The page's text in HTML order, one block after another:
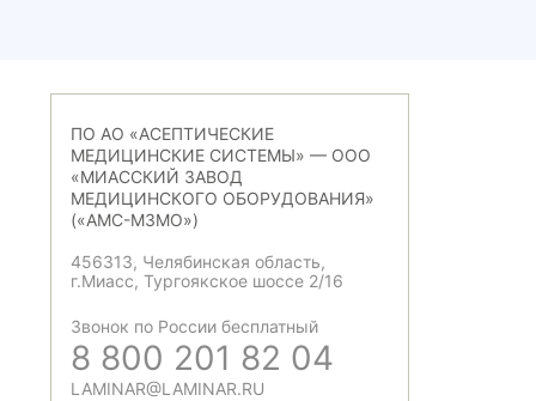
ПО АО «АСЕПТИЧЕСКИЕ
МЕДИЦИНСКИЕ СИСТЕМЫ» — ООО
«МИАССКИЙ ЗАВОД
МЕДИЦИНСКОГО ОБОРУДОВАНИЯ»
(«АМС-МЗМО»)
456313, Челябинская область,
г.Миасс, Тургоякское шоссе 2/16
Звонок по России бесплатный
8 800 201 82 04
LAMINAR@LAMINAR.RU